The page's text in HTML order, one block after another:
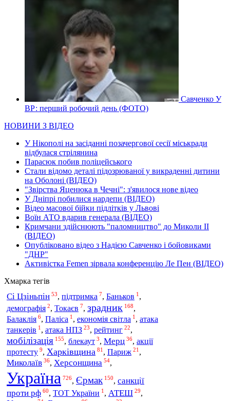
Савченко У
ВР: перший робочий день (ФОТО)
НОВИНИ З ВІДЕО
У Нікополі на засіданні позачергової сесії міськради
відбулася стрілянина
Парасюк побив поліцейського
Стали відомо деталі підозрюваної у викраденні дитини
на Оболоні (ВІДЕО)
"Звірства Яценюка в Чечні": з'явилося нове відео
У Дніпрі побилися нардепи (ВІДЕО)
Відео масової бійки підлітків у Львові
Воїн АТО вдарив генерала (ВІДЕО)
Кримчани здійснюють "паломництво" до Миколи ІІ
(ВІДЕО)
Опубліковано відео з Надією Савченко і бойовиками
"ДНР"
Активістка Femen зірвала конференцію Ле Пен (ВІДЕО)
Хмарка тегів
Сі Цзіньпін 53, підтримка 7, Баньков 1 ,
демографія 2, Токаєв 7, зрадник 168,
Балаклія 6, Паліса 1 , економія світла 1 , атака
танкерів 1 , атака НПЗ 23, рейтинг 22,
мобілізація 155, блекаут 3, Мерц 36, акції
протесту 9, Харківщина 81 , Париж 21 ,
Миколаїв 36, Херсонщина 54,
Україна 726, Єрмак 150, санкції
проти рф 60, ТОТ України 1 , АТЕШ 29,